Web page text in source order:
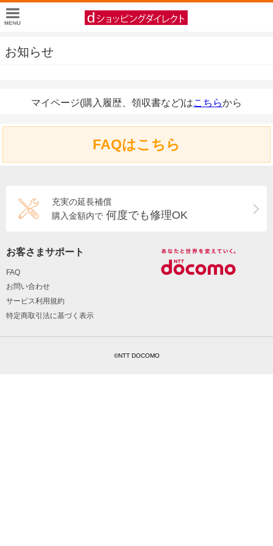
お知らせ
マイページ(購入履歴、領収書など)はこちらから
FAQはこちら
充実の延長補償
購入金額内で 何度でも修理OK
お客さまサポート
FAQ
お問い合わせ
サービス利用規約
特定商取引法に基づく表示
©NTT DOCOMO